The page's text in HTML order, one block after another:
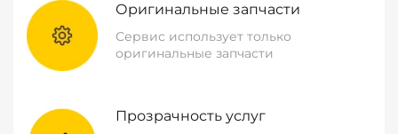
Оригинальные запчасти
Сервис использует только
оригинальные запчасти
Прозрачность услуг